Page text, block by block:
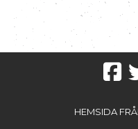
HEMSIDA